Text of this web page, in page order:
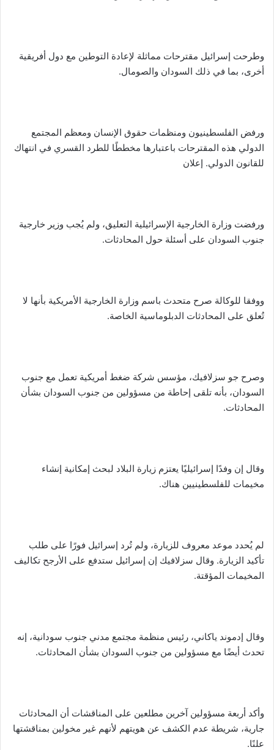
وطرحت إسرائيل مقترحات مماثلة لإعادة التوطين مع دول أفريقية
أخرى، بما في ذلك السودان والصومال.
ورفض الفلسطينيون ومنظمات حقوق الإنسان ومعظم المجتمع
الدولي هذه المقترحات باعتبارها مخططًا للطرد القسري في انتهاك
للقانون الدولي. إعلان
ورفضت وزارة الخارجية الإسرائيلية التعليق، ولم يُجب وزير خارجية
جنوب السودان على أسئلة حول المحادثات.
ووفقا للوكالة صرح متحدث باسم وزارة الخارجية الأمريكية بأنها لا
تُعلق على المحادثات الدبلوماسية الخاصة.
وصرح جو سزلافيك، مؤسس شركة ضغط أمريكية تعمل مع جنوب
السودان، بأنه تلقى إحاطة من مسؤولين من جنوب السودان بشأن
المحادثات.
وقال إن وفدًا إسرائيليًا يعتزم زيارة البلاد لبحث إمكانية إنشاء
مخيمات للفلسطينيين هناك.
لم يُحدد موعد معروف للزيارة، ولم تُرد إسرائيل فورًا على طلب
تأكيد الزيارة. وقال سزلافيك إن إسرائيل ستدفع على الأرجح تكاليف
المخيمات المؤقتة.
وقال إدموند ياكاني، رئيس منظمة مجتمع مدني جنوب سودانية، إنه
تحدث أيضًا مع مسؤولين من جنوب السودان بشأن المحادثات.
وأكد أربعة مسؤولين آخرين مطلعين على المناقشات أن المحادثات
جارية، شريطة عدم الكشف عن هويتهم لأنهم غير مخولين بمناقشتها
علنًا.